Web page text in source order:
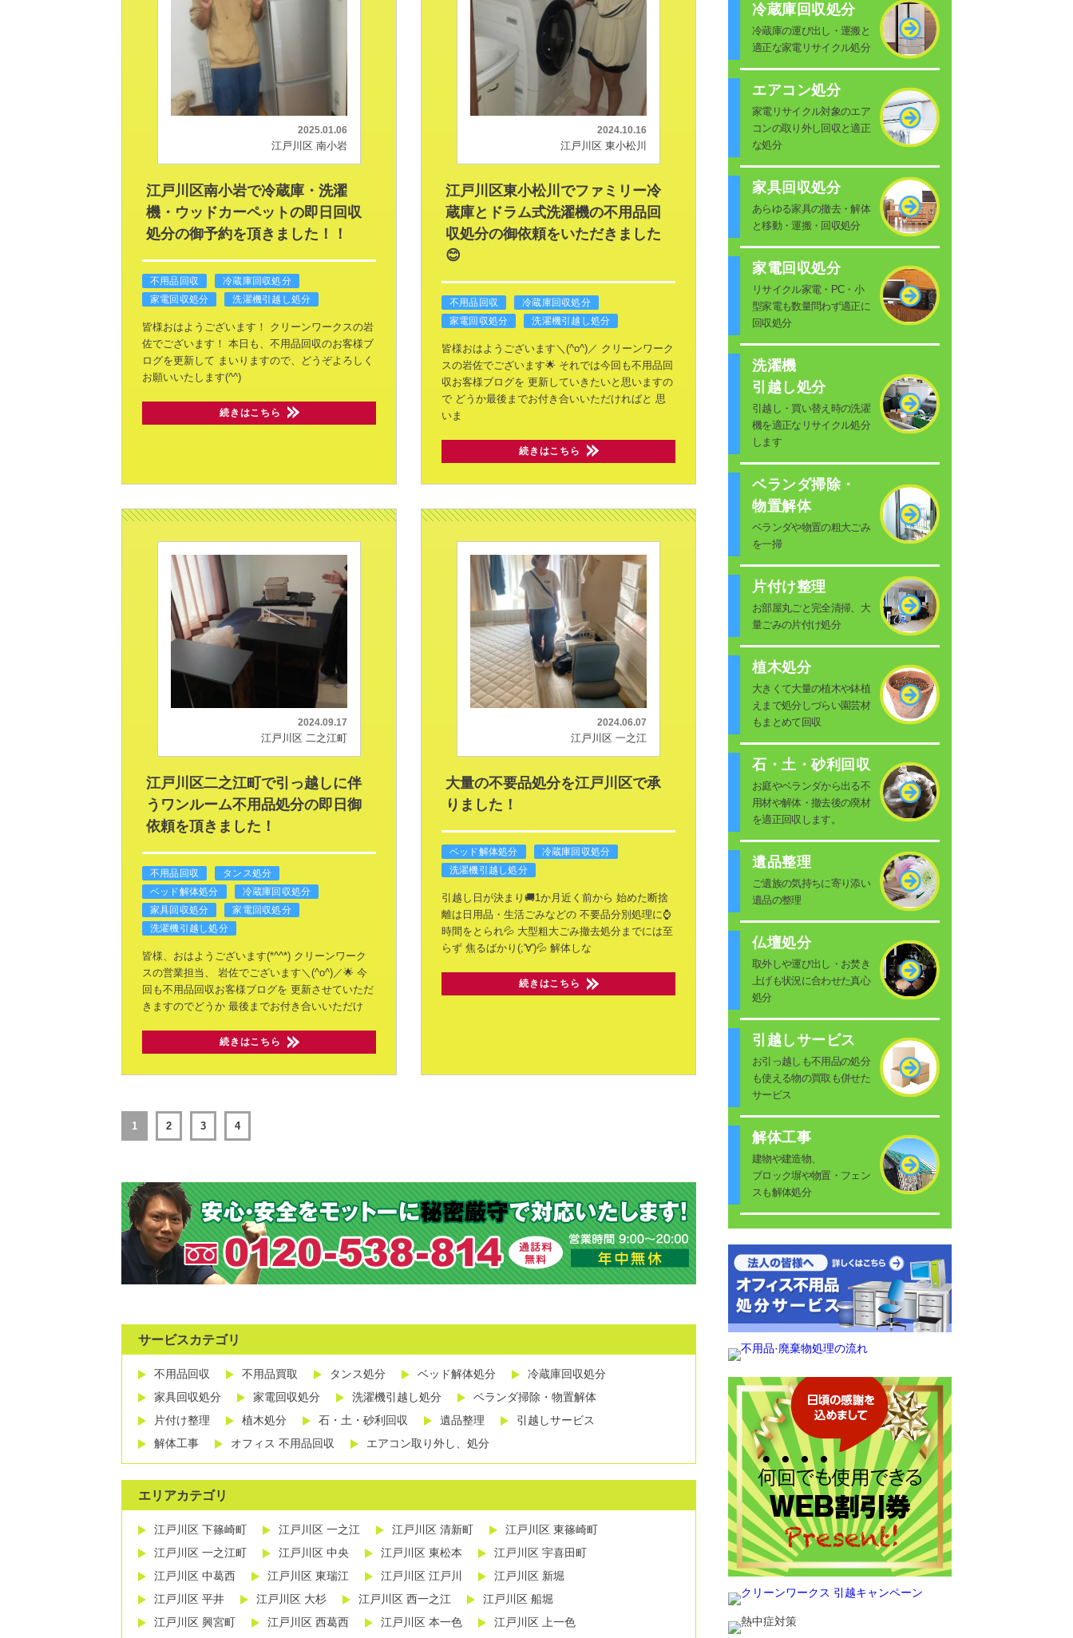
2025.01.06
江戸川区 南小岩
江戸川区南小岩で冷蔵庫・洗濯
機・ウッドカーペットの即日回収
処分の御予約を頂きました！！
不用品回収
冷蔵庫回収処分
家電回収処分
洗濯機引越し処分
皆様おはようございます！
クリーンワークスの岩
佐でございます！ 本日も、不用品回収のお客様ブ
ログを更新して まいりますので、どうぞよろしく
お願いいたします(^^)
続きはこちら
2024.10.16
江戸川区 東小松川
江戸川区東小松川でファミリー冷
蔵庫とドラム式洗濯機の不用品回
収処分の御依頼をいただきました
😊
不用品回収
冷蔵庫回収処分
家電回収処分
洗濯機引越し処分
皆様おはようございます＼(^o^)／ クリーンワーク
スの岩佐でございます🌟 それでは今回も不用品回
収お客様ブログを 更新していきたいと思いますの
で どうか最後までお付き合いいただければと 思
いま
続きはこちら
2024.09.17
江戸川区 二之江町
江戸川区二之江町で引っ越しに伴
うワンルーム不用品処分の即日御
依頼を頂きました！
不用品回収
タンス処分
ベッド解体処分
冷蔵庫回収処分
家具回収処分
家電回収処分
洗濯機引越し処分
皆様、おはようございます(*^^*) クリーンワーク
スの営業担当、
岩佐でございます＼(^o^)／🌟 今
回も不用品回収お客様ブログを 更新させていただ
きますのでどうか 最後までお付き合いいただけ
続きはこちら
2024.06.07
江戸川区 一之江
大量の不要品処分を江戸川区で承
りました！
ベッド解体処分
冷蔵庫回収処分
洗濯機引越し処分
引越し日が決まり🚚1か月近く前から 始めた断捨
離は日用品・生活ごみなどの 不要品分別処理に⌚
時間をとられ💦 大型粗大ごみ撤去処分までには至
らず 焦るばかり(;'∀')💦 解体しな
続きはこちら
1 2 3 4
サービスカテゴリ
不用品回収 不用品買取 タンス処分 ベッド解体処分
冷蔵庫回収処分
家具回収処分
家電回収処分 洗濯機引越し処分
ベランダ掃除・物置解体
片付け整理
植木処分 石・土・砂利回収 遺品整理
引越しサービス
解体工事
オフィス 不用品回収 エアコン取り外し、処分
エリアカテゴリ
江戸川区 下篠崎町 江戸川区 一之江 江戸川区 清新町
江戸川区 東篠崎町
江戸川区 一之江町
江戸川区 中央 江戸川区 東松本
江戸川区 宇喜田町
江戸川区 中葛西
江戸川区 東瑞江 江戸川区 江戸川
江戸川区 新堀
江戸川区 平井
江戸川区 大杉 江戸川区 西一之江
江戸川区 船堀
江戸川区 興宮町
江戸川区 西葛西 江戸川区 本一色 江戸川区 上一色
冷蔵庫回収処分
冷蔵庫の運び出し・運搬と
適正な家電リサイクル処分
エアコン処分
家電リサイクル対象のエア
コンの取り外し回収と適正
な処分
家具回収処分
あらゆる家具の撤去・解体
と移動・運搬・回収処分
家電回収処分
リサイクル家電・PC・小
型家電も数量問わず適正に
回収処分
洗濯機
引越し処分
引越し・買い替え時の洗濯
機を適正なリサイクル処分
します
ベランダ掃除・
物置解体
ベランダや物置の粗大ごみ
を一掃
片付け整理
お部屋丸ごと完全清掃、大
量ごみの片付け処分
植木処分
大きくて大量の植木や鉢植
えまで処分しづらい園芸材
もまとめて回収
石・土・砂利回収
お庭やベランダから出る不
用材や解体・撤去後の廃材
を適正回収します。
遺品整理
ご遺族の気持ちに寄り添い
遺品の整理
仏壇処分
取外しや運び出し・お焚き
上げも状況に合わせた真心
処分
引越しサービス
お引っ越しも不用品の処分
も使える物の買取も併せた
サービス
解体工事
建物や建造物、
ブロック塀や物置・フェン
スも解体処分